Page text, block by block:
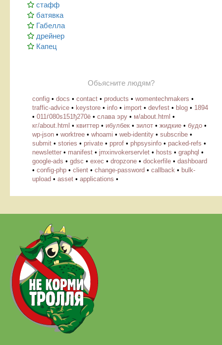
стафф
батявка
Габелла
дрейнер
Капец
Обьясните людям?
config • docs • contact • products • womentechmakers •
traffic-advice • keystore • info • import • devfest • blog • 1894
• 011ѓ080ѕ151ђ270ё • слава эру • м/about.html •
кг/about.html • квиттер • ибулбек • зилот • жидкие • будо •
wp-json • worktree • whoami • web-identity • subscribe •
submit • stories • private • pprof • phpsysinfo • packed-refs •
newsletter • manifest • jmxinvokerservlet • hosts • graphql •
google-ads • gdsc • exec • dropzone • dockerfile • dashboard
• config-php • client • change-password • callback • bulk-
upload • asset • applications •